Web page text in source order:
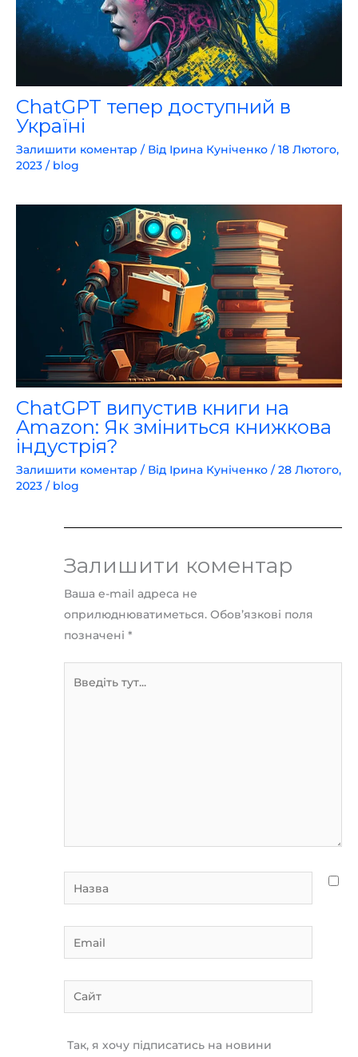
ChatGPT тепер доступний в
Україні
Залишити коментар / Від Ірина Куніченко /18 Лютого,
2023 / blog
ChatGPT випустив книги на
Amazon: Як зміниться книжкова
індустрія?
Залишити коментар / Від Ірина Куніченко /28 Лютого,
2023 / blog
Залишити коментар
Ваша e-mail адреса не
оприлюднюватиметься. Обов’язкові поля
позначені *
Назва
Email
Сайт
Так, я хочу підписатись на новини